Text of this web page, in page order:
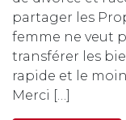
partager les
femme ne veut
transférer les
rapide et le
Merci […]